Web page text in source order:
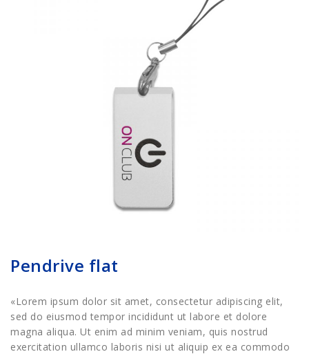
Pendrive flat
«Lorem ipsum dolor sit amet, consectetur adipiscing elit,
sed do eiusmod tempor incididunt ut labore et dolore
magna aliqua. Ut enim ad minim veniam, quis nostrud
exercitation ullamco laboris nisi ut aliquip ex ea commodo